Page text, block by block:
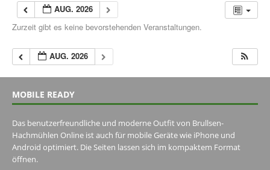
AUG. 2026
Zurzeit gibt es keine bevorstehenden Veranstaltungen.
AUG. 2026
MOBILE READY
Das benutzerfreundliche und moderne Outfit von Brullsen-
Hachmühlen Online ist auch für mobile Geräte wie iPhone und
Android optimiert. Die Seiten lassen sich im kompaktem Format
öffnen.